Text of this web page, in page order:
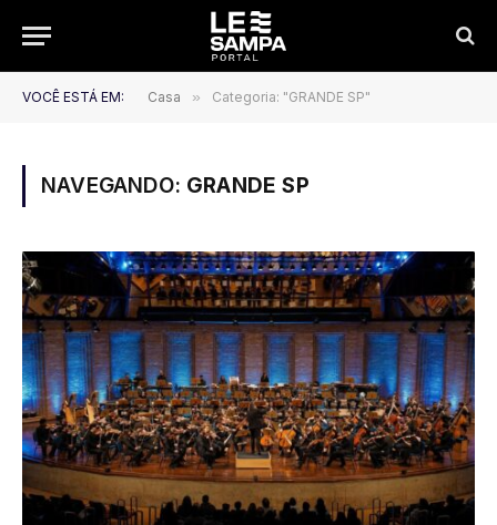
VOCÊ ESTÁ EM: Casa » Categoria: "GRANDE SP"
NAVEGANDO: GRANDE SP